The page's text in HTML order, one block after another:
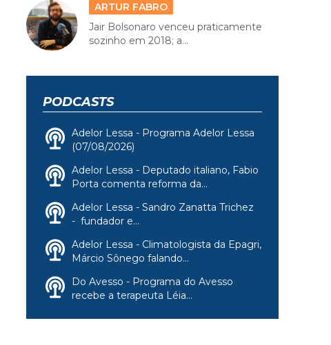
ARTUR FABRO
Jair Bolsonaro venceu praticamente
sozinho em 2018; a...
PODCASTS
Adelor Lessa - Programa Adelor Lessa
(07/08/2026)
Adelor Lessa - Deputado italiano, Fabio
Porta comenta reforma da...
Adelor Lessa - Sandro Zanatta Trichez
- fundador e...
Adelor Lessa - Climatologista da Epagri,
Márcio Sônego falando...
Do Avesso - Programa do Avesso
recebe a terapeuta Léia...